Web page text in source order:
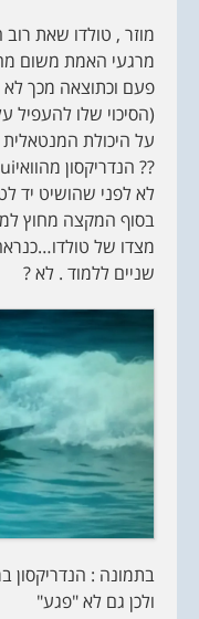
מוזר , טולדו שאת רוב
מרגעי האמת משום
פעם וכתוצאה מכך לא
(הסיכוי שלו להעפיל
על היכולת
לא לפני שהושיט יד
בסוף המקצה מחוץ
מצדו של
שניים ללמוד . לא ?
בתמונה : הנדריקסון
ולכן גם לא "פגע"